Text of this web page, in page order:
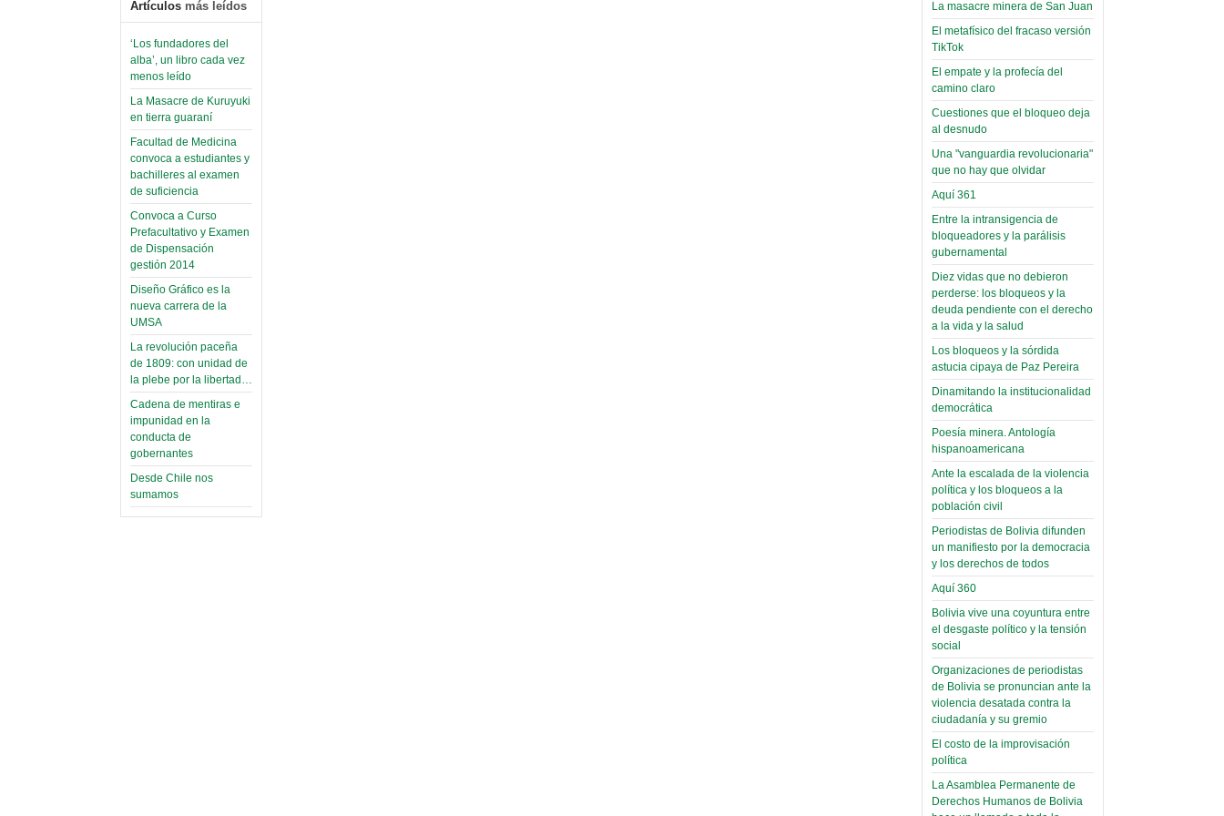
Artículos más leídos
‘Los fundadores del
alba’, un libro cada vez
menos leído
La Masacre de Kuruyuki
en tierra guaraní
Facultad de Medicina
convoca a estudiantes y
bachilleres al examen
de suficiencia
Convoca a Curso
Prefacultativo y Examen
de Dispensación
gestión 2014
Diseño Gráfico es la
nueva carrera de la
UMSA
La revolución paceña
de 1809: con unidad de
la plebe por la libertad…
Cadena de mentiras e
impunidad en la
conducta de
gobernantes
Desde Chile nos
sumamos
Miércoles, 14 Septiembre 2022
Leer Más...
Posesionan a dirigentes de
Asociación de Docentes
Domingo, 14 Agosto 2022
Leer Más...
narco-fotos
(Miscelánea
Palaciega 8)
El Infamatorio
Miércoles, 19 Junio 2019
Read more...
Cosmética
descolonizadora
(Miscelánea
palaciega 7)
El Infamatorio
Lunes, 27 Mayo 2019
Read more...
Creacionismo,
filtraciones e
inicio de la
campaña del
MAS
(Miscelánea
palaciega 6)
El Infamatorio
Domingo, 12 Mayo 2019
Read more...
La masacre minera de San Juan
El metafísico del fracaso versión
TikTok
El empate y la profecía del
camino claro
Cuestiones que el bloqueo deja
al desnudo
Una "vanguardia revolucionaria"
que no hay que olvidar
Aquí 361
Entre la intransigencia de
bloqueadores y la parálisis
gubernamental
Diez vidas que no debieron
perderse: los bloqueos y la
deuda pendiente con el derecho
a la vida y la salud
Los bloqueos y la sórdida
astucia cipaya de Paz Pereira
Dinamitando la institucionalidad
democrática
Poesía minera. Antología
hispanoamericana
Ante la escalada de la violencia
política y los bloqueos a la
población civil
Periodistas de Bolivia difunden
un manifiesto por la democracia
y los derechos de todos
Aquí 360
Bolivia vive una coyuntura entre
el desgaste político y la tensión
social
Organizaciones de periodistas
de Bolivia se pronuncian ante la
violencia desatada contra la
ciudadanía y su gremio
El costo de la improvisación
política
La Asamblea Permanente de
Derechos Humanos de Bolivia